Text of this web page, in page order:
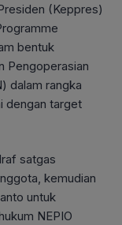
(Keppres)
bentuk
Pengoperasian
dalam rangka
dengan target
satgas
kemudian
untuk
NEPIO